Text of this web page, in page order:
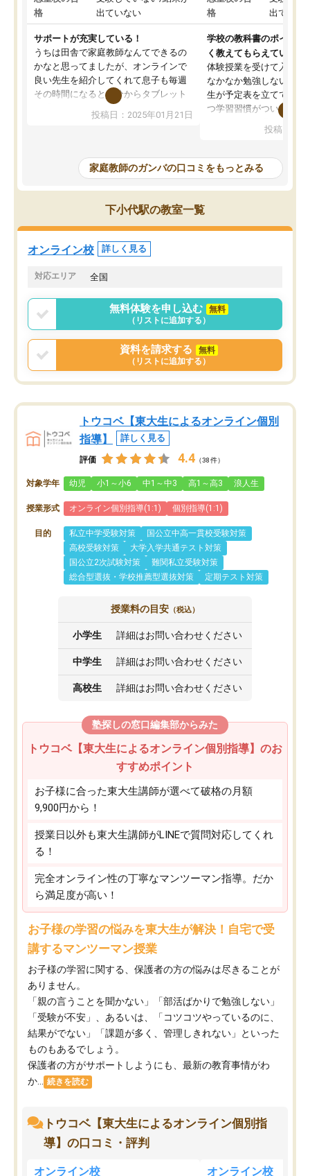
格
出ていない
サポートが充実している！
うちは田舎で家庭教師なんてできるの
かなと思ってましたが、オンラインで
良い先生を紹介してくれて息子も毎週
その時間になると自分からタブレット
を開いてzoomを繋げるようになりまし
た！5科目なんでもOKなのもとても気
めて1年ほどだった今では平均点以上の
科目が増えてきました！あと1年受験ま
であるので無料の週末教室を使用しな
がら頑張って欲しいと思います！
投稿日：2025年01月21日
格
出ていな
学校の教科書のポイント
く教えてもらえている
体験授業を受けて入塾し
なかなか勉強しない息子
生が予定表を立ててくれ
つ学習習慣がついてきま
指導が無い日も予定表
問できるのでとても助か
投稿日：
家庭教師のガンバの口コミをもっとみる
下小代駅の教室一覧
オンライン校 詳しく見る
対応エリア 全国
無料体験を申し込む
無料
（リストに追加する）
資料を請求する
無料
（リストに追加する）
トウコベ【東大生によるオンライン個別
指導】
詳しく見る
評価 4.4 （38件）
対象学年 幼児 小1～小6 中1～中3 高1～高3 浪人生
授業形式 オンライン個別指導(1:1) 個別指導(1:1)
目的 私立中学受験対策
国公立中高一貫校受験対策
高校受験対策
大学入学共通テスト対策
国公立2次試験対策
難関私立受験対策
総合型選抜・学校推薦型選抜対策
定期テスト対策
授業料の目安 （税込）
小学生 詳細はお問い合わせください
中学生 詳細はお問い合わせください
高校生 詳細はお問い合わせください
塾探しの窓口編集部からみた
トウコベ【東大生によるオンライン個別指導】のお
すすめポイント
お子様に合った東大生講師が選べて破格の月額
9,900円から！
授業日以外も東大生講師がLINEで質問対応してくれ
る！
完全オンライン性の丁寧なマンツーマン指導。だか
ら満足度が高い！
お子様の学習の悩みを東大生が解決！自宅で受
講するマンツーマン授業
お子様の学習に関する、保護者の方の悩みは尽きることが
ありません。
「親の言うことを聞かない」「部活ばかりで勉強しない」
「受験が不安」、あるいは、「コツコツやっているのに、
結果がでない」「課題が多く、管理しきれない」といった
ものもあるでしょう。
保護者の方がサポートしようにも、最新の教育事情がわ
か...
続きを読む
トウコベ【東大生によるオンライン個別指
導】の口コミ・評判
オンライン校 オンライン校